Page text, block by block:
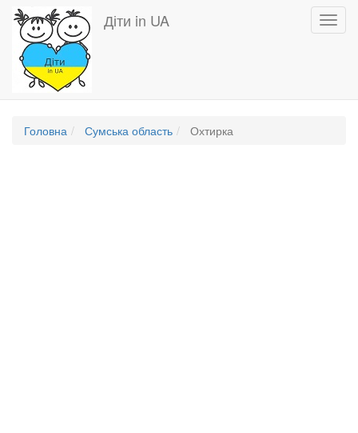
Перейти
основного
вмісту
Діти in UA
Головна Сумська область Охтирка